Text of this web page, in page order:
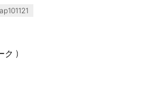
ク )